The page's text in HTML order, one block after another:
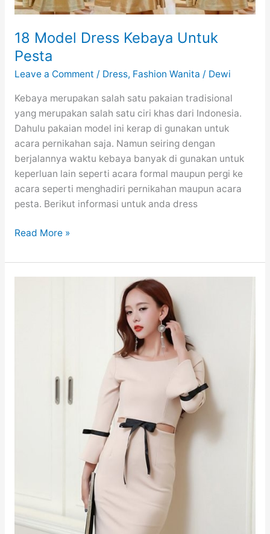
18 Model Dress Kebaya Untuk
Pesta
Leave a Comment / Dress, Fashion Wanita / Dewi
Kebaya merupakan salah satu pakaian tradisional
yang merupakan salah satu ciri khas dari Indonesia.
Dahulu pakaian model ini kerap di gunakan untuk
acara pernikahan saja. Namun seiring dengan
berjalannya waktu kebaya banyak di gunakan untuk
keperluan lain seperti acara formal maupun pergi ke
acara seperti menghadiri pernikahan maupun acara
pesta. Berikut informasi untuk anda dress
18
Dress
Kebaya
Read More »